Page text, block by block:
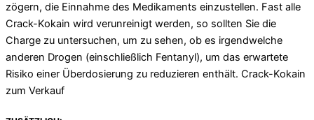
zögern, die Einnahme des Medikaments einzustellen. Fast alle
Crack-Kokain wird verunreinigt werden, so sollten Sie die
Charge zu untersuchen, um zu sehen, ob es irgendwelche
anderen Drogen (einschließlich Fentanyl), um das erwartete
Risiko einer Überdosierung zu reduzieren enthält. Crack-Kokain
zum Verkauf